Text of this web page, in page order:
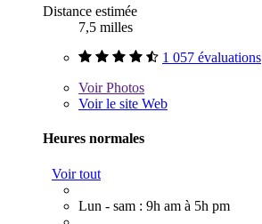
Distance estimée
7,5 milles
1 057 évaluations
VoirPhotos
Voir le site Web
Heures normales
Voir tout
Lun - sam : 9h am à 5h pm